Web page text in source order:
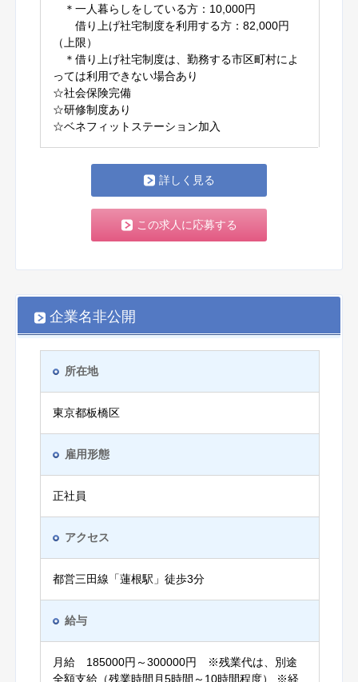
＊一人暮らしをしている方：10,000円
借り上げ社宅制度を利用する方：82,000円
（上限）
＊借り上げ社宅制度は、勤務する市区町村によ
っては利用できない場合あり
☆社会保険完備
☆研修制度あり
☆ベネフィットステーション加入
詳しく見る
この求人に応募する
企業名非公開
所在地
東京都板橋区
雇用形態
正社員
アクセス
都営三田線「蓮根駅」徒歩3分
給与
月給 185000円～300000円 ※残業代は、別途
全額支給（残業時間月5時間～10時間程度） ※経